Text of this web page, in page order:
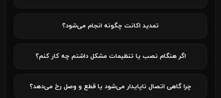
تمدید اکانت چگونه انجام می‌شود؟
اگر هنگام نصب یا تنظیمات مشکل داشتم چه کار کنم؟
چرا گاهی اتصال ناپایدار می‌شود یا قطع و وصل رخ می‌دهد؟